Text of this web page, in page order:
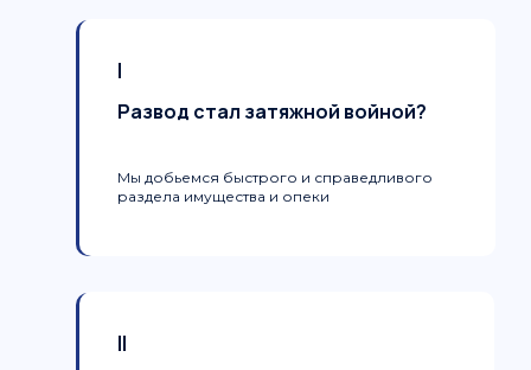
Мы добьемся быстрого и справедливого
раздела имущества и опеки
Развод стал затяжной войной?
I
II